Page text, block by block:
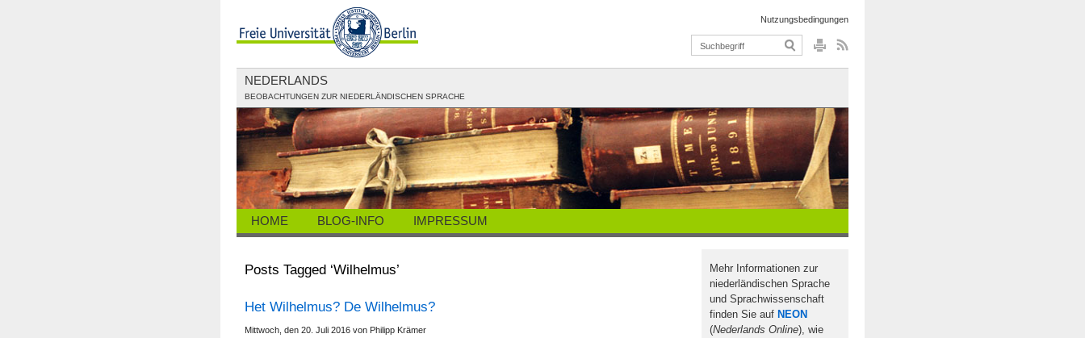
Nutzungsbedingungen
NEDERLANDS
BEOBACHTUNGEN ZUR NIEDERLÄNDISCHEN SPRACHE
HOME BLOG-INFO IMPRESSUM
Posts Tagged ‘Wilhelmus’
Het Wilhelmus? De Wilhelmus?
Mittwoch, den 20. Juli 2016 von Philipp Krämer
Mehr Informationen zur
niederländischen Sprache
und Sprachwissenschaft
finden Sie auf NEON
(Nederlands Online), wie